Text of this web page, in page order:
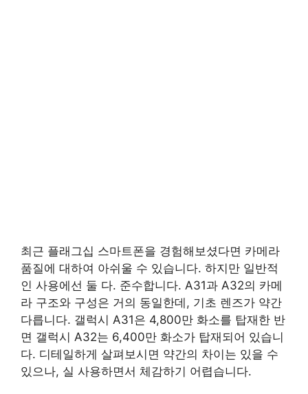
최근 플래그십 스마트폰을 경험해보셨다면 카메라
품질에 대하여 아쉬울 수 있습니다. 하지만 일반적
인 사용에선 둘 다. 준수합니다. A31과 A32의 카메
라 구조와 구성은 거의 동일한데, 기초 렌즈가 약간
다릅니다. 갤럭시 A31은 4,800만 화소를 탑재한 반
면 갤럭시 A32는 6,400만 화소가 탑재되어 있습니
다. 디테일하게 살펴보시면 약간의 차이는 있을 수
있으나, 실 사용하면서 체감하기 어렵습니다.